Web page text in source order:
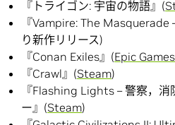
『トライゴン: 宇宙の物語』(
『Vampire: The
り新作リリース)
『Conan Exiles』(Epic
『Crawl』(Steam)
『Flashing Lights – 警察，
ー』(Steam)